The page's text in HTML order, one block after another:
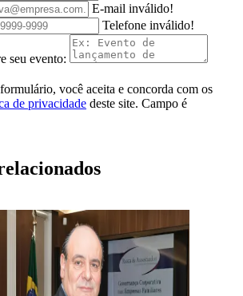
E-mail inválido!
Telefone inválido!
seu evento:
você aceita e concorda com os
de privacidade deste site. Campo é